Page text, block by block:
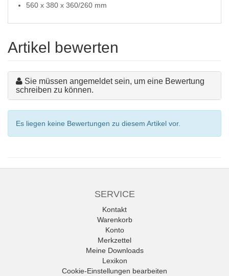
560 x 380 x 360/260 mm
Artikel bewerten
Sie müssen angemeldet sein, um eine Bewertung
schreiben zu können.
Es liegen keine Bewertungen zu diesem Artikel vor.
SERVICE
Kontakt
Warenkorb
Konto
Merkzettel
Meine Downloads
Lexikon
Cookie-Einstellungen bearbeiten